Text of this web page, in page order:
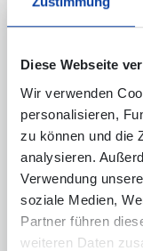
Diese Webseite
Wir verwenden
personalisieren,
zu können und die
analysieren.
Verwendung
soziale Medien,
Partner führen
weiteren Daten